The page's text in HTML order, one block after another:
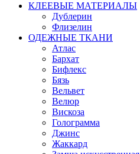
КЛЕЕВЫЕ МАТЕРИАЛЫ
Дублерин
Флизелин
ОДЕЖНЫЕ ТКАНИ
Атлас
Бархат
Бифлекс
Бязь
Вельвет
Велюр
Вискоза
Голограмма
Джинс
Жаккард